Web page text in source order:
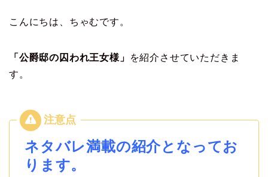
こんにちは、ちゃむです。
「公爵邸の囚われ王女様」
を紹介させていただきま
す。
ネタバレ満載の紹介となってお
ります。